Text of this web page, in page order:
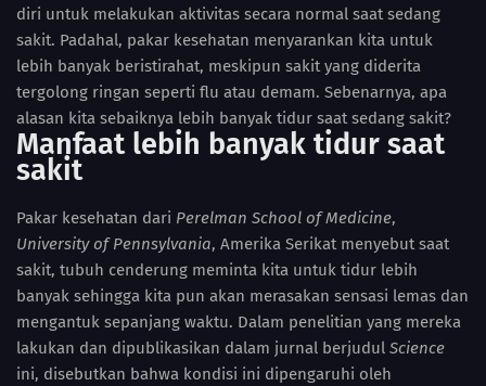
diri untuk melakukan aktivitas secara normal saat sedang
sakit. Padahal, pakar kesehatan menyarankan kita untuk
lebih banyak beristirahat, meskipun sakit yang diderita
tergolong ringan seperti flu atau demam. Sebenarnya, apa
alasan kita sebaiknya lebih banyak tidur saat sedang sakit?
Manfaat lebih banyak tidur saat
sakit
Pakar kesehatan dari Perelman School of Medicine,
University of Pennsylvania, Amerika Serikat menyebut saat
sakit, tubuh cenderung meminta kita untuk tidur lebih
banyak sehingga kita pun akan merasakan sensasi lemas dan
mengantuk sepanjang waktu. Dalam penelitian yang mereka
lakukan dan dipublikasikan dalam jurnal berjudul Science
ini, disebutkan bahwa kondisi ini dipengaruhi oleh